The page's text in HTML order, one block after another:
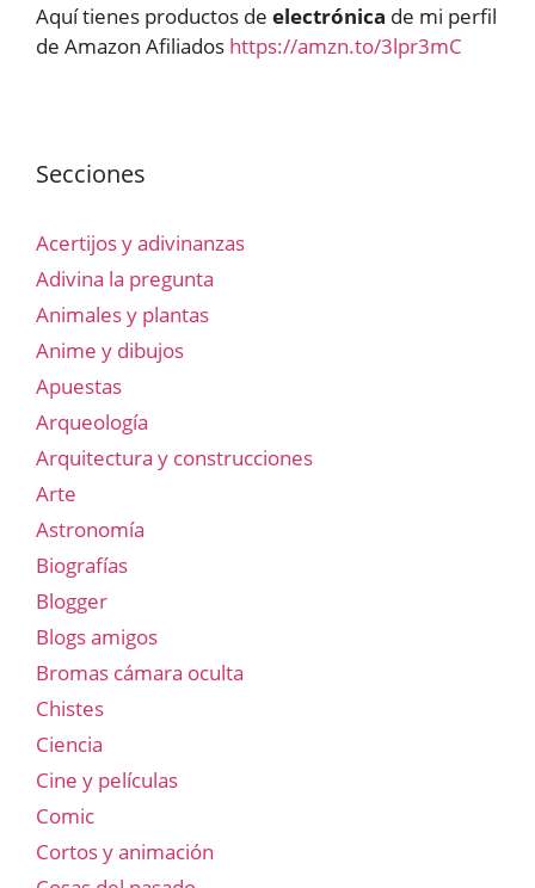
Aquí tienes productos de electrónica de mi perfil
de Amazon Afiliados https://amzn.to/3lpr3mC
Secciones
Acertijos y adivinanzas
Adivina la pregunta
Animales y plantas
Anime y dibujos
Apuestas
Arqueología
Arquitectura y construcciones
Arte
Astronomía
Biografías
Blogger
Blogs amigos
Bromas cámara oculta
Chistes
Ciencia
Cine y películas
Comic
Cortos y animación